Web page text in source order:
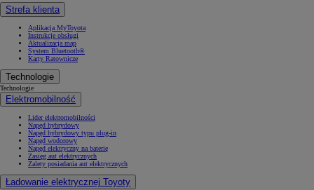
Strefa klienta
Aplikacja MyToyota
Instrukcje obsługi
Aktualizacja map
System Bluetooth®
Karty Ratownicze
Technologie
Technologie
Elektromobilność
Lider elektromobilności
Napęd hybrydowy
Napęd hybrydowy typu plug-in
Napęd wodorowy
Napęd elektryczny na baterię
Zasięg aut elektrycznych
Zalety posiadania aut elektrycznych
Ładowanie elektrycznej Toyoty